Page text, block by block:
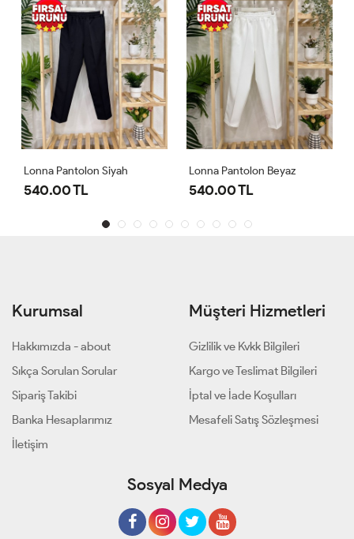
Lonna Pantolon Beyaz
540.00 TL
Lonna Pantolon Lacivert
540.00 TL
Kurumsal
Hakkımızda - about
Sıkça Sorulan Sorular
Sipariş Takibi
Banka Hesaplarımız
İletişim
Müşteri Hizmetleri
Gizlilik ve Kvkk Bilgileri
Kargo ve Teslimat Bilgileri
İptal ve İade Koşulları
Mesafeli Satış Sözleşmesi
Sosyal Medya